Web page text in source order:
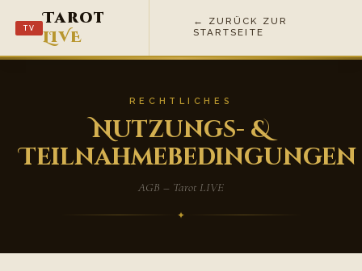
TV
Tarot
LIVE
← ZURÜCK ZUR
STARTSEITE
RECHTLICHES
Nutzungs- &
Teilnahmebedingungen
AGB – Tarot LIVE
✦